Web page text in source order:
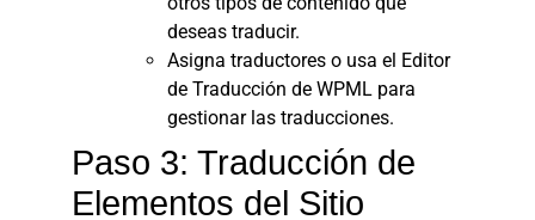
deseas traducir.
Asigna traductores o usa el Editor
de Traducción de WPML para
gestionar las traducciones.
Paso 3: Traducción de
Elementos del Sitio